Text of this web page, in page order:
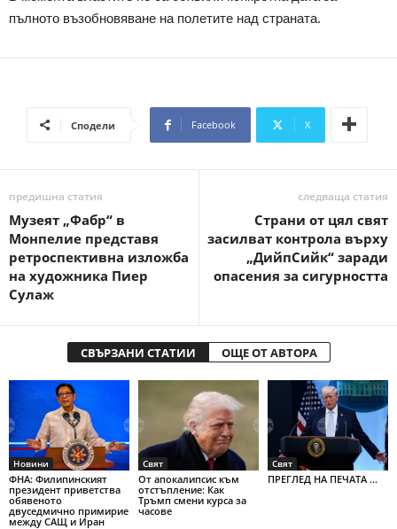
пълното възобновяване на полетите над страната.
Сподели Facebook X
предишна статия
Музеят „Фабр“ в
Монпелие представя
ретроспективна изложба
на художника Пиер
Сулаж
следваща статия
Страни от цял свят
засилват контрола върху
„ДийпСийк“ заради
опасения за сигурността
СВЪРЗАНИ СТАТИИ ОЩЕ ОТ АВТОРА
Новини
ФНА: Филипинският
президент приветства
обявеното
двуседмично примирие
между САЩ и Иран
Свят
От апокалипсис към
отстъпление: Как
Тръмп смени курса за
часове
Свят
ПРЕГЛЕД НА ПЕЧАТА ...